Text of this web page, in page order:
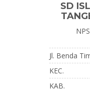
SD
Jl. Benda
KEC.
KAB.